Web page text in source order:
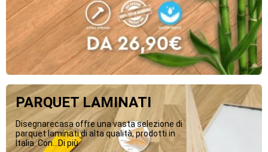
PARQUET LAMINATI
Disegnarecasa offre una vasta selezione di
parquet laminati di alta qualità, prodotti in
Italia. Con...Di più